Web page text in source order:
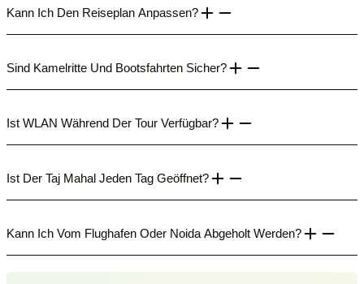
Kann Ich Den Reiseplan Anpassen?
Sind Kamelritte Und Bootsfahrten Sicher?
Ist WLAN Während Der Tour Verfügbar?
Ist Der Taj Mahal Jeden Tag Geöffnet?
Kann Ich Vom Flughafen Oder Noida Abgeholt Werden?